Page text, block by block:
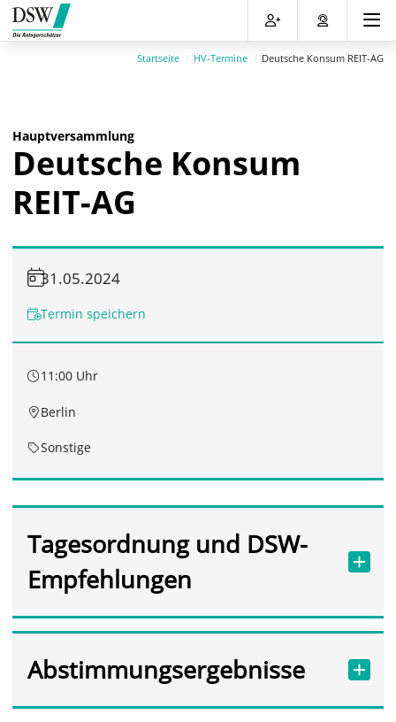
Direkt
zum
Inhalt
Direkt
zum
Hauptmenu
Direkt
zur
Suche
Direkt
zum
Footer
Startseite HV-Termine Deutsche Konsum REIT-AG
Hauptversammlung
Deutsche Konsum
REIT-AG
31.05.2024
Termin speichern
11:00 Uhr
Berlin
Sonstige
Tagesordnung und DSW-
Empfehlungen
Abstimmungsergebnisse